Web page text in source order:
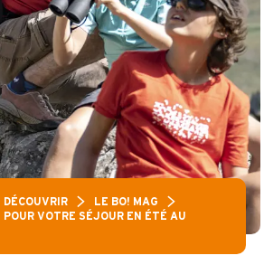
DÉCOUVRIR
LE BO! MAG
POUR VOTRE SÉJOUR EN ÉTÉ AU